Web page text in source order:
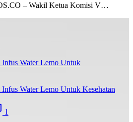
– Wakil Ketua Komisi V…
Infus Water Lemo Untuk Kesehatan
1